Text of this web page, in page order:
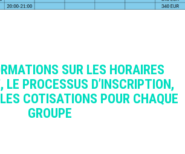
SUR LES HORAIRES
LE PROCESSUS D’INSCRIPTION,
COTISATIONS POUR CHAQUE
GROUPE